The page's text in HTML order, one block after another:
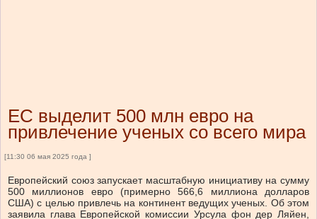
ЕС выделит 500 млн евро на
привлечение ученых со всего мира
[11:30 06 мая 2025 года ]
Европейский союз запускает масштабную инициативу на сумму
500 миллионов евро (примерно 566,6 миллиона долларов
США) с целью привлечь на континент ведущих ученых. Об этом
заявила глава Европейской комиссии Урсула фон дер Ляйен,